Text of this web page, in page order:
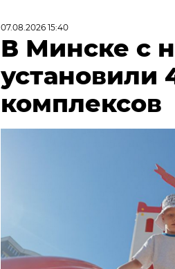
07.08.2026 15:40
В Минске с
установили
комплексов